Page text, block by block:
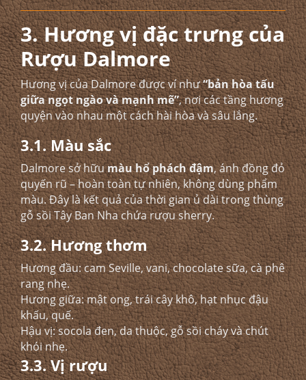
3. Hương vị đặc trưng của
Rượu Dalmore
Hương vị của Dalmore được ví như“bản hòa tấu
giữa ngọt ngào và mạnh mẽ”, nơi các tầng hương
quyện vào nhau một cách hài hòa và sâu lắng.
3.1. Màu sắc
Dalmore sở hữumàu hổ phách đậm, ánh đồng đỏ
quyến rũ – hoàn toàn tự nhiên, không dùng phẩm
màu. Đây là kết quả của thời gian ủ dài trong thùng
gỗ sồi Tây Ban Nha chứa rượu sherry.
3.2. Hương thơm
Hương đầu: cam Seville, vani, chocolate sữa, cà phê
rang nhẹ.
Hương giữa: mật ong, trái cây khô, hạt nhục đậu
khấu, quế.
Hậu vị: socola đen, da thuộc, gỗ sồi cháy và chút
khói nhẹ.
3.3. Vị rượu